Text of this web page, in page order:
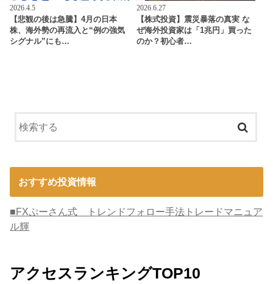
2026.4.5
【悲観の後は急騰】4月の日本
株、海外勢の再流入と“例の強気
シグナル”にも…
2026.6.27
【株式投資】震災暴落の真実 な
ぜ海外投資家は「1兆円」買った
のか？初心者…
おすすめ投資情報
■FXぷーさん式 トレンドフォロー手法トレードマニュア
ル輝
アクセスランキングTOP10